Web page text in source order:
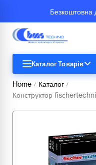
Безкоштовна
Каталог Товарів
Home / Каталог /
Конструктор